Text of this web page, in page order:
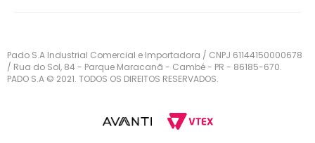
Pado S.A Industrial Comercial e Importadora / CNPJ 61144150000678
/ Rua do Sol, 84 - Parque Maracanã - Cambé - PR - 86185-670.
PADO S.A © 2021. TODOS OS DIREITOS RESERVADOS.